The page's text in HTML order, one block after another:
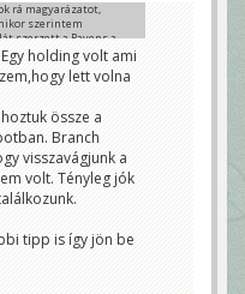
rá magyarázatot,
szerintem
szerzett a Ravens a
adták meg?
elfogult vagyok
et), de ennyire hazai
a
ezt be kellett
futás+azt hiszem
nem
holding volt ami
lett volna
össze a
Branch
visszavágjunk a
volt. Tényleg jók
tipp is így jön be